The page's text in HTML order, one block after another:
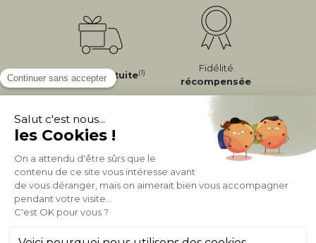
LivraisonGratuite(1)
Fidélité
récompensée
Expéditionen
24/72h
Appel gratuit
0 20 88 04 14